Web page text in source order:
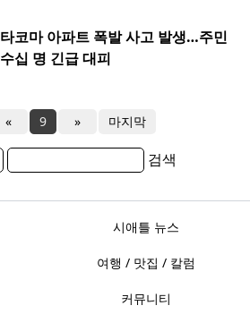
타코마 아파트 폭발 사고 발생…주민
수십 명 긴급 대피
« 9 » 마지막
검색
시애틀 뉴스
여행 / 맛집 / 칼럼
커뮤니티